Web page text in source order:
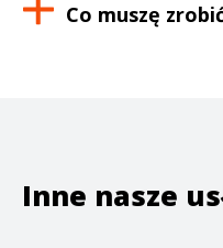
Co muszę
Inne nasze